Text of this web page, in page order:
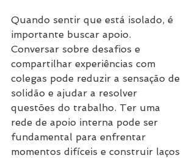
Quando sentir que está isolado, é
importante buscar apoio.
Conversar sobre desafios e
compartilhar experiências com
colegas pode reduzir a sensação de
solidão e ajudar a resolver
questões do trabalho. Ter uma
rede de apoio interna pode ser
fundamental para enfrentar
momentos difíceis e construir laços